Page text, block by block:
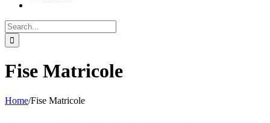
Search
for:
Fise Matricole
Home/Fise Matricole